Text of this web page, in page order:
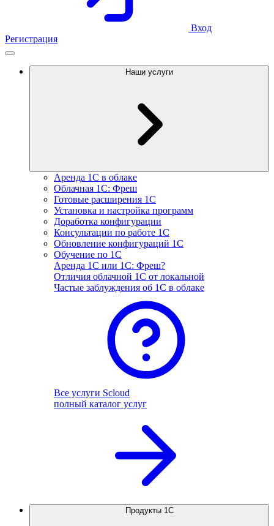
Вход
Регистрация
Наши услуги
Аренда 1С в облаке
Облачная 1С: Фреш
Готовые расширения 1С
Установка и настройка программ
Доработка конфигурации
Консультации по работе 1С
Обновление конфигураций 1С
Обучение по 1С
Аренда 1С или 1С: Фреш?
Отличия облачной 1С от локальной
Частые заблуждения об 1С в облаке
Все услуги Scloud
полный каталог услуг
Продукты 1С